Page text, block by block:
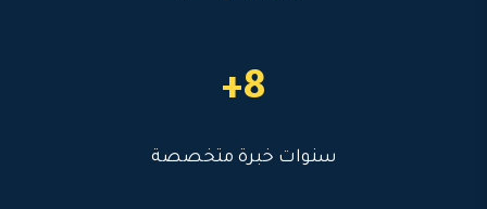
8+
سنوات خبرة متخصصة